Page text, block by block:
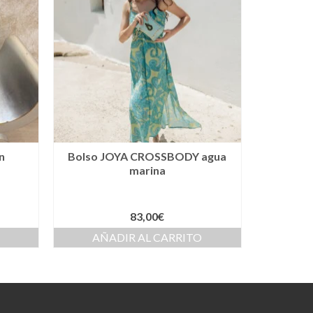
Bolso JOYA CROSSBODY agua
marina
83,00€
AÑADIR AL CARRITO